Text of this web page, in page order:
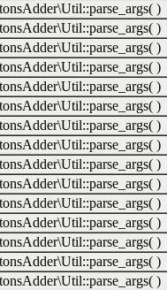
)
)
)
)
)
)
)
)
)
)
)
)
)
)
)